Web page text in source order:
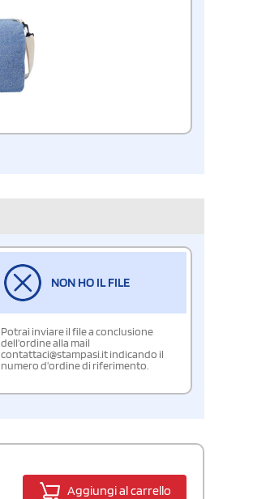
NON HO IL FILE
Potrai inviare il file a conclusione
dell'ordine alla mail
contattaci@stampasi.it indicando il
numero d'ordine di riferimento.
Aggiungi al carrello